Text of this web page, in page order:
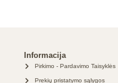
Informacija
Pirkimo - Pardavimo Taisyklės
Prekių pristatymo sąlygos